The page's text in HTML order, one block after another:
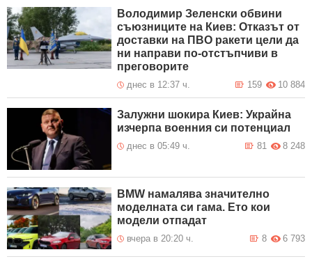
Володимир Зеленски обвини
съюзниците на Киев: Отказът от
доставки на ПВО ракети цели да
ни направи по-отстъпчиви в
преговорите
днес в 12:37 ч. 10 884
159
Залужни шокира Киев: Украйна
изчерпа военния си потенциал
днес в 05:49 ч. 8 248
81
BMW намалява значително
моделната си гама. Ето кои
модели отпадат
вчера в 20:20 ч. 6 793
8